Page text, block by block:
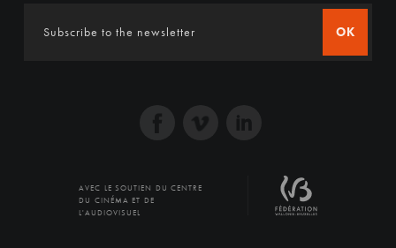
OK
AVEC LE SOUTIEN DU CENTRE
DU CINÉMA ET DE
L'AUDIOVISUEL